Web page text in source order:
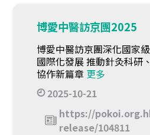
博愛中醫訪京團2025
博愛中醫訪京團深化國家
國際化發展 推動針灸科研
協作新篇章 更多
2025-10-21
https://
release/104811